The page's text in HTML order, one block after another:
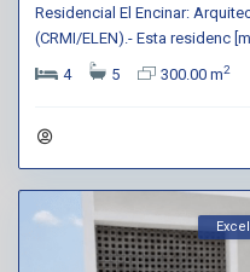
Residencial El Encinar:
(CRMI/ELEN).- Esta residenc
4
5 300.00 m2